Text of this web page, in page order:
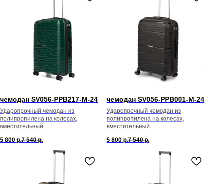
чемодан SV056-PPB217-М-24
Ударопрочный чемодан из
полипропилена на колесах,
вместительный
5 800 р.7 540 р.
чемодан SV056-PPB001-М-24
Ударопрочный чемодан из
полипропилена на колесах,
вместительный
5 800 р.7 540 р.